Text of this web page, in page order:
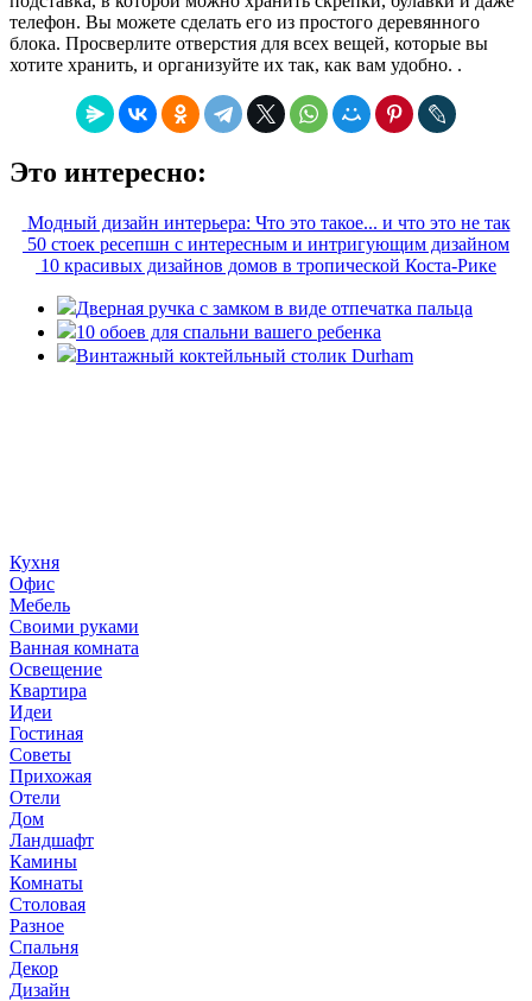
телефон. Вы можете сделать его из простого деревянного
блока. Просверлите отверстия для всех вещей, которые вы
хотите хранить, и организуйте их так, как вам удобно. .
Это интересно:
Модный дизайн интерьера: Что это такое... и что это не так
50 стоек ресепшн с интересным и интригующим дизайном
10 красивых дизайнов домов в тропической Коста-Рике
Дверная ручка с замком в виде отпечатка пальца
10 обоев для спальни вашего ребенка
Винтажный коктейльный столик Durham
Кухня
Офис
Мебель
Своими руками
Ванная комната
Освещение
Квартира
Идеи
Гостиная
Советы
Прихожая
Отели
Дом
Ландшафт
Камины
Комнаты
Столовая
Разное
Спальня
Декор
Дизайн